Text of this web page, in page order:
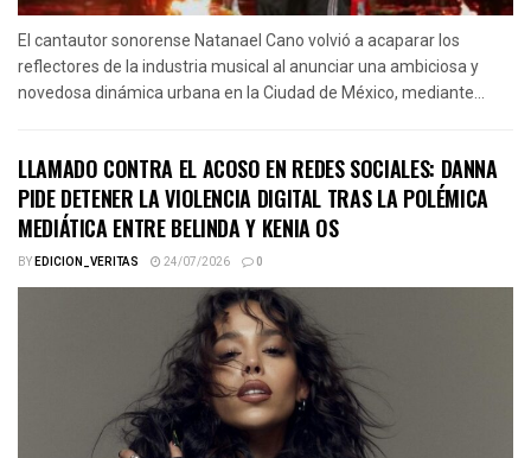
El cantautor sonorense Natanael Cano volvió a acaparar los
reflectores de la industria musical al anunciar una ambiciosa y
novedosa dinámica urbana en la Ciudad de México, mediante...
LLAMADO CONTRA EL ACOSO EN REDES SOCIALES: DANNA
PIDE DETENER LA VIOLENCIA DIGITAL TRAS LA POLÉMICA
MEDIÁTICA ENTRE BELINDA Y KENIA OS
BYEDICION_VERITAS 24/07/2026 0